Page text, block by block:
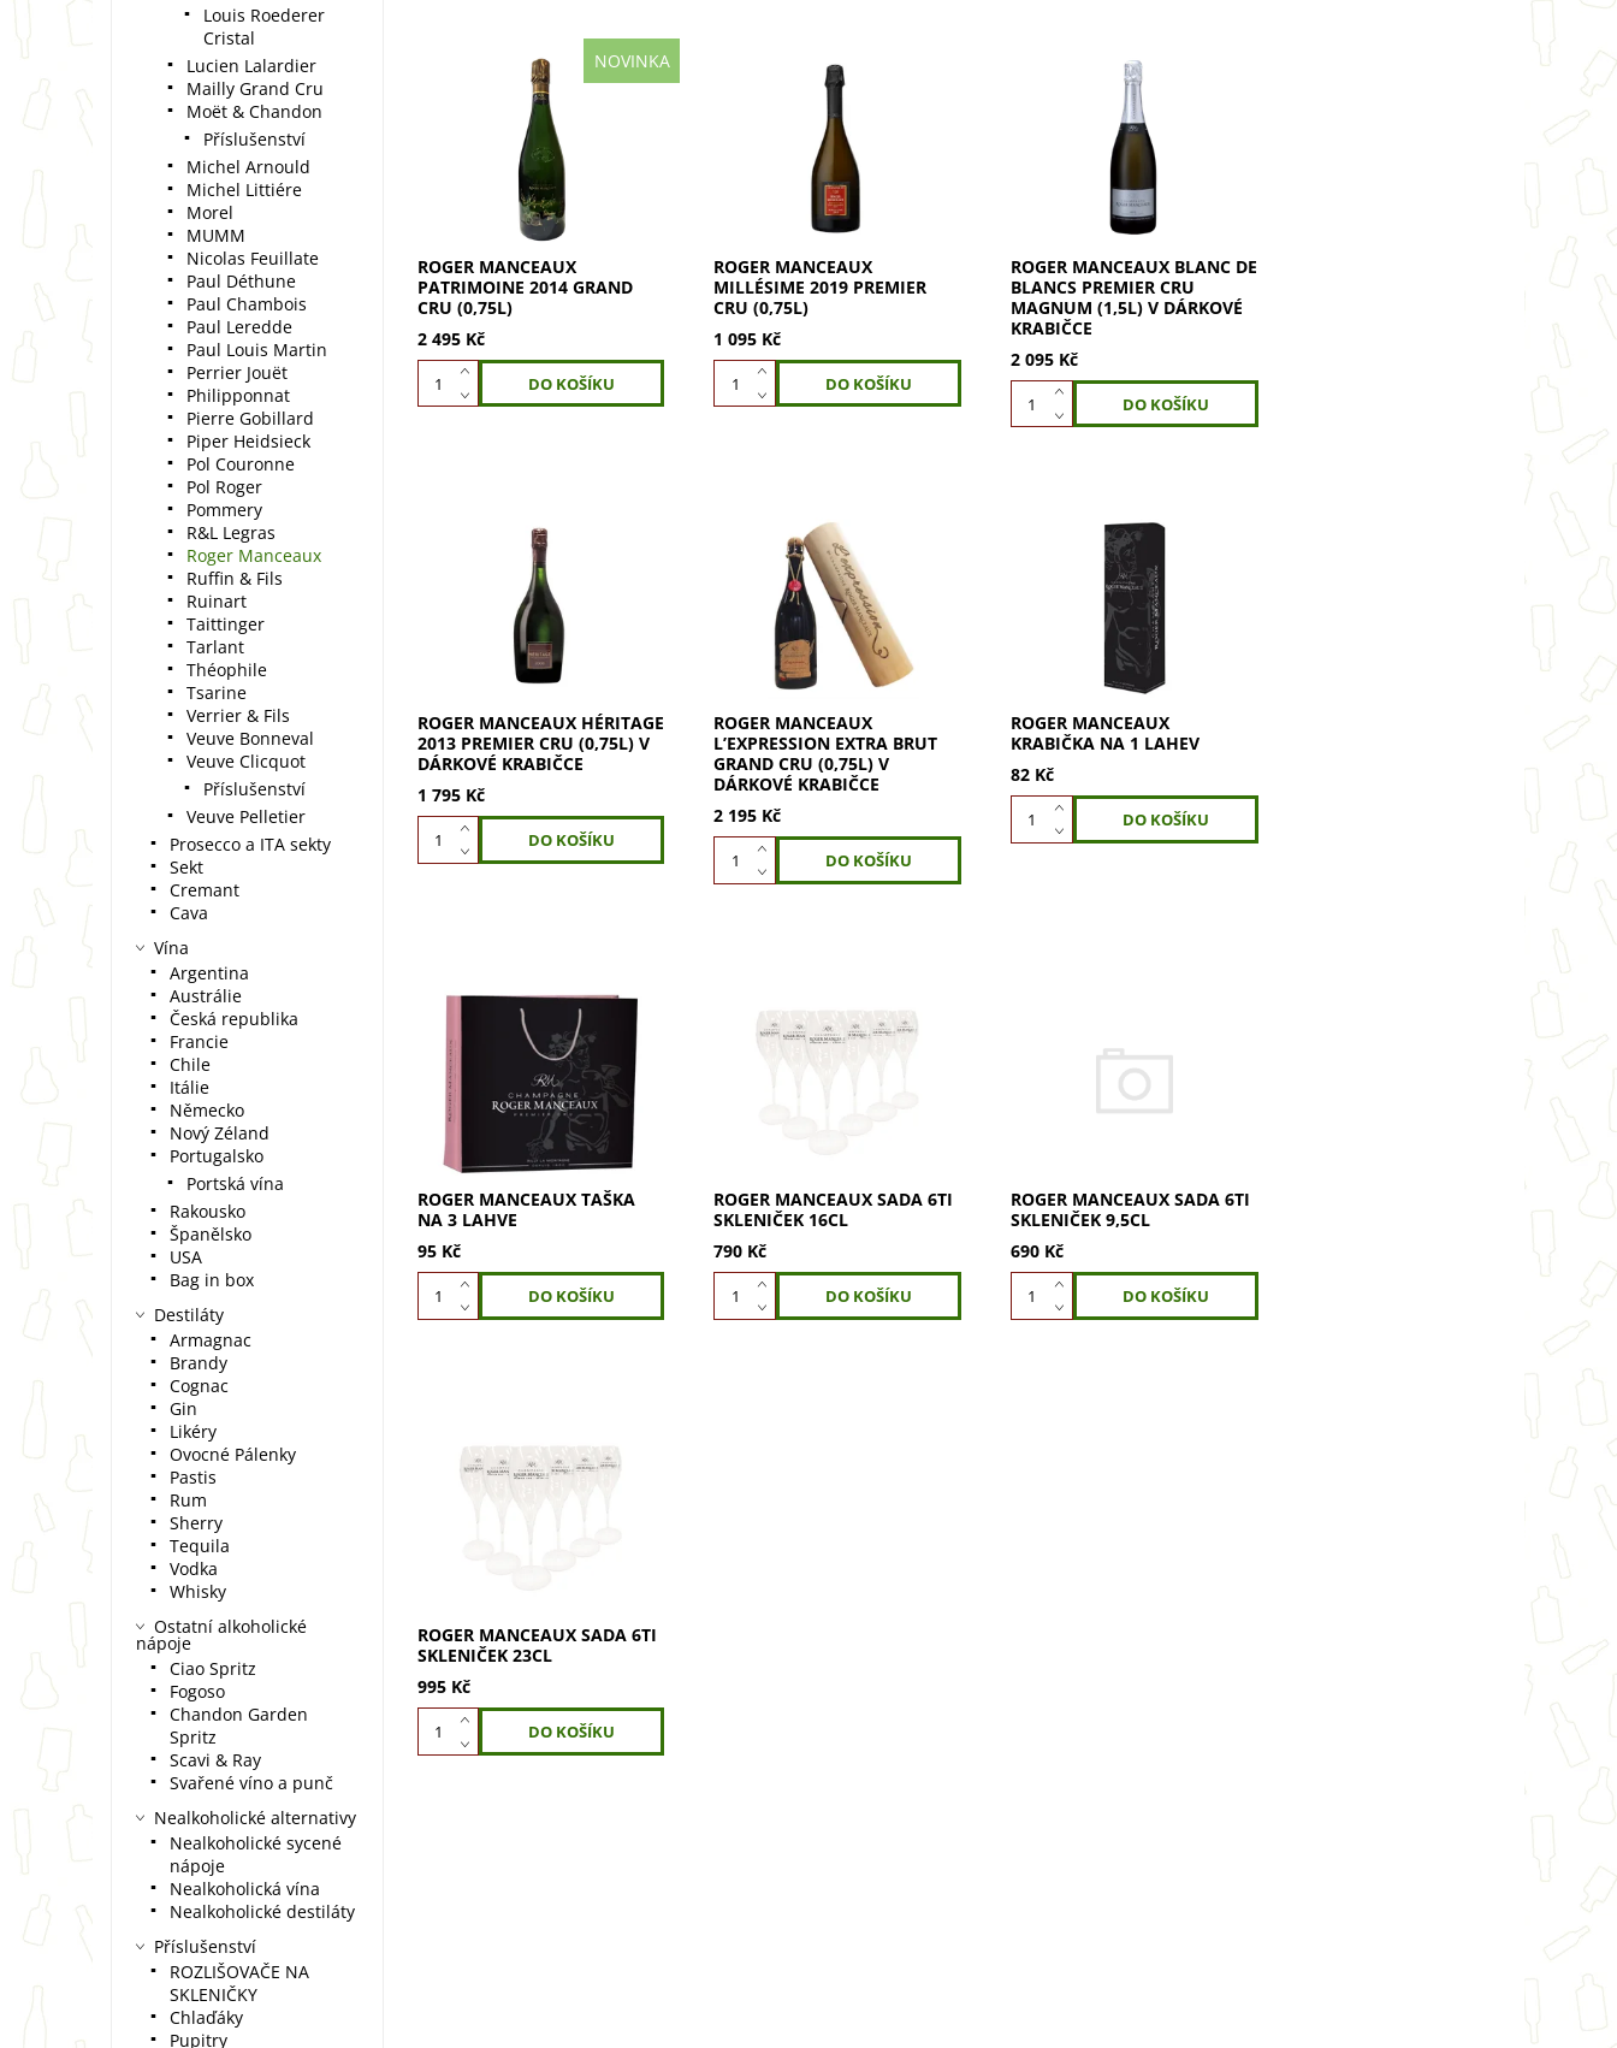
NOVINKA
Patrimoine 2014 je nejvyšší
cuvée domu Roger Manceaux
– ročníkové champagne v
kategorii Extra Brut z vinic
klasifikovaných Grand Cru.
ROGER MANCEAUX
PATRIMOINE 2014 GRAND
CRU (0,75L)
2 495 Kč
Ročníkové šampaňské z
rodinného domu Roger
Manceaux, který ve čtvrté
generaci pěstuje hrozny na
prestižních vinicích Premier a
ROGER MANCEAUX
MILLÉSIME 2019 PREMIER
CRU (0,75L)
1 095 Kč
ROGER MANCEAUX Blanc de
Blancs Premier Cru Magnum
(1,5l) je 100% Chardonnay z
Premier Cru. Vychutnejte svěží
mátu, zelené jablko a briošku.
ROGER MANCEAUX BLANC DE
BLANCS PREMIER CRU
MAGNUM (1,5L) V DÁRKOVÉ
KRABIČCE
2 095 Kč
ROGER MANCEAUX Héritage
2013 Premier Cru: Elegantní
cuvée zrálo v dubových
sudech. Zlatavá barva,
stříbřité odlesky a jemné
bublinky. Osvěžující...
ROGER MANCEAUX HÉRITAGE
2013 PREMIER CRU (0,75L) V
DÁRKOVÉ KRABIČCE
1 795 Kč
ROGER MANCEAUX
L’Expression Extra Brut Grand
Cru v dárkové krabičce. Zažijte
čistý výraz terroiru a vášně
vinařství Roger Manceaux.
Perfektní pro...
ROGER MANCEAUX
L’EXPRESSION EXTRA BRUT
GRAND CRU (0,75L) V
DÁRKOVÉ KRABIČCE
2 195 Kč
Exkluzivní krabička ROGER
MANCEAUX pro 1 lahev.
Dokonalá ochrana a styl pro
vaše vzácné víno, šampaňské
či destilát. Dodejte daru
ROGER MANCEAUX
KRABIČKA NA 1 LAHEV
82 Kč
Luxusní dárková taška Roger
Manceaux na 3 lahve. Ideální
pro vytvoření elegantního
dárkového setu s víny Roger
Manceaux. Obdarujte své
ROGER MANCEAUX TAŠKA
NA 3 LAHVE
95 Kč
Sada 6ti skleniček ROGER
MANCEAUX 16cl. Tulipánové
Vychutnejte si bublinky a vůně
naplno. Objevte kvalitu!
ROGER MANCEAUX SADA 6TI
SKLENIČEK 16CL
790 Kč
MANCEAUX 9,5cl. Ideální na
šampaňské, bublinky, ratafii či
grappu. Vychutnejte si každý
doušek s těmito elegantními...
ROGER MANCEAUX SADA 6TI
SKLENIČEK 9,5CL
690 Kč
ROGER MANCEAUX sada 6ti
skleniček 23cl na šampaňské.
bublinek. Vychutnejte si
ROGER MANCEAUX SADA 6TI
SKLENIČEK 23CL
995 Kč
Louis Roederer
Cristal
Lucien Lalardier
Mailly Grand Cru
Moët & Chandon
Příslušenství
Michel Arnould
Michel Littiére
Morel
MUMM
Nicolas Feuillate
Paul Déthune
Paul Chambois
Paul Leredde
Paul Louis Martin
Perrier Jouët
Philipponnat
Pierre Gobillard
Piper Heidsieck
Pol Couronne
Pol Roger
Pommery
R&L Legras
Roger Manceaux
Ruffin & Fils
Ruinart
Taittinger
Tarlant
Théophile
Tsarine
Verrier & Fils
Veuve Bonneval
Veuve Clicquot
Příslušenství
Veuve Pelletier
Prosecco a ITA sekty
Sekt
Cremant
Cava
Vína
Argentina
Austrálie
Česká republika
Francie
Chile
Itálie
Německo
Nový Zéland
Portugalsko
Portská vína
Rakousko
Španělsko
USA
Bag in box
Destiláty
Armagnac
Brandy
Cognac
Gin
Likéry
Ovocné Pálenky
Pastis
Rum
Sherry
Tequila
Vodka
Whisky
Ostatní alkoholické
nápoje
Ciao Spritz
Fogoso
Chandon Garden
Spritz
Scavi & Ray
Svařené víno a punč
Nealkoholické alternativy
Nealkoholické sycené
nápoje
Nealkoholická vína
Nealkoholické destiláty
Příslušenství
ROZLIŠOVAČE NA
SKLENIČKY
Chlaďáky
Pupitry